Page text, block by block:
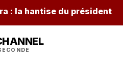
hantise du président